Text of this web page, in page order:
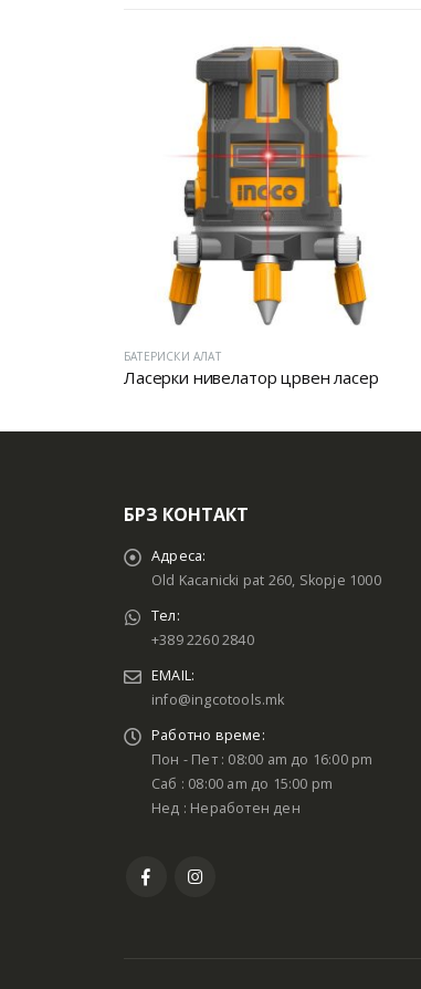
БАТЕРИСКИ АЛАТ
Ласерки нивелатор црвен ласер
БРЗ КОНТАКТ
Адреса:
Old Kacanicki pat 260, Skopje 1000
Тел:
+389 2260 2840
EMAIL:
info@ingcotools.mk
Работно време:
Пон - Пет : 08:00 am до 16:00 pm
Саб : 08:00 am до 15:00 pm
Нед : Неработен ден